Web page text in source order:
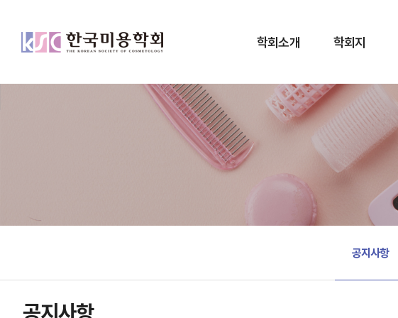
학회소개 학회지
공지사항
공지사항